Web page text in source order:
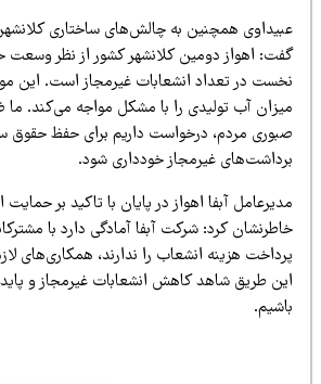
همچنین به چالش‌های ساختاری کلانشهر اهواز
اهواز دومین کلانشهر کشور از نظر وسعت
در تعداد انشعابات غیرمجاز است. این
آب تولیدی را با مشکل مواجه می‌کند. ما ضمن
مردم، درخواست داریم برای حفظ حقوق سایر
غیرمجاز خودداری شود.
آبفا اهواز در پایان با تاکید بر حمایت از
کرد: شرکت آبفا آمادگی دارد با مشترکانی
هزینه انشعاب را ندارند، همکاری‌های لازم را
طریق شاهد کاهش انشعابات غیرمجاز و پایداری